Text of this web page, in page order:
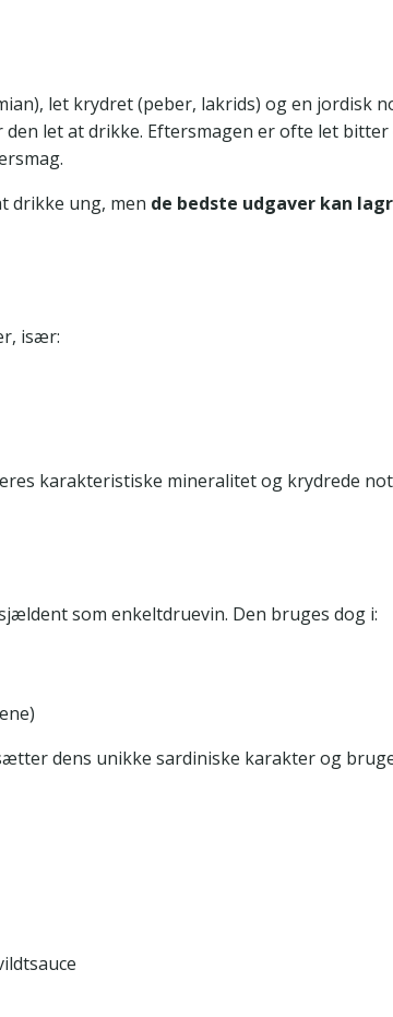
let krydret (peber, lakrids) og en jordisk
let at drikke. Eftersmagen er ofte let
drikke ung, men de bedste udgaver kan
især:
karakteristiske mineralitet og krydrede
som enkeltdruevin. Den bruges dog i:
dens unikke sardiniske karakter og